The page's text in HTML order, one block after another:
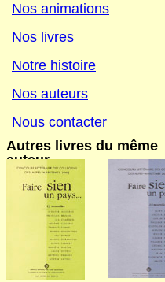
Nos animations
Nos livres
Notre histoire
Nos auteurs
Nous contacter
Autres livres du même
auteur